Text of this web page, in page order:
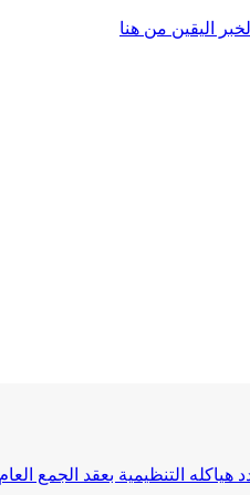
اليقين من هنا
هياكله التنظيمية بعقد الجمع